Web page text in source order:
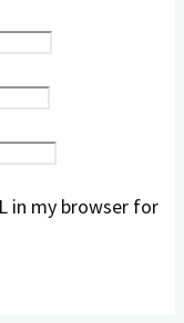
in my browser for